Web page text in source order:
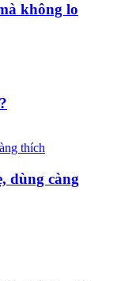
không lo
dùng càng